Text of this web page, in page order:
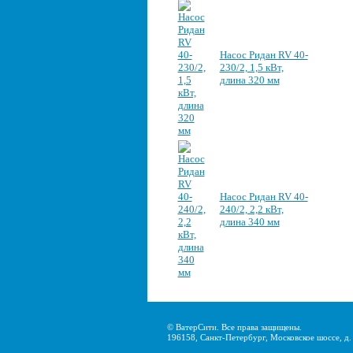
Насос Ридан RV 40-
230/2, 1,5 кВт,
длина 320 мм
Насос Ридан RV 40-
240/2, 2,2 кВт,
длина 340 мм
© ВатерСити. Все права защищены.
196158, Санкт-Петербург, Московское шоссе,